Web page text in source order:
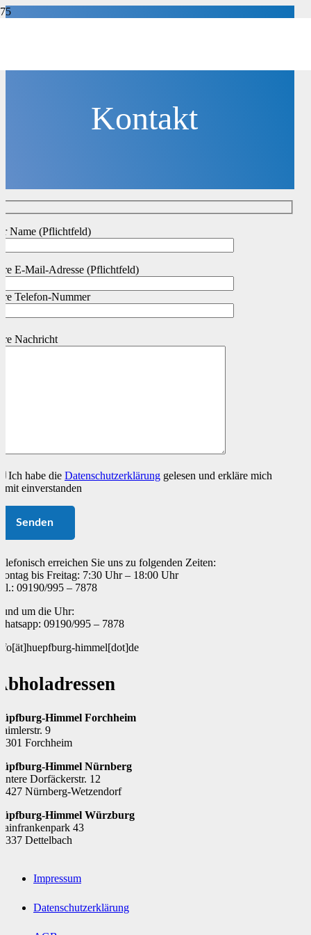
Kontakt
Name (Pflichtfeld)
E-Mail-Adresse (Pflichtfeld)
Telefon-Nummer
Nachricht
Ich habe die Datenschutzerklärung gelesen und erkläre mich
einverstanden
erreichen Sie uns zu folgenden Zeiten:
bis Freitag: 7:30 Uhr – 18:00 Uhr
09190/995 – 7878
um die Uhr:
09190/995 – 7878
himmel[dot]de
Himmel Forchheim
9
Forchheim
Himmel Nürnberg
Dorfäckerstr. 12
Nürnberg-Wetzendorf
Himmel Würzburg
43
Dettelbach
Impressum
Datenschutzerklärung